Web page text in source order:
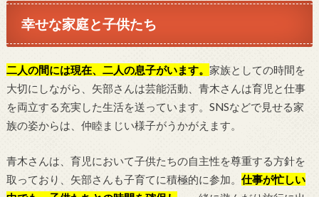
幸せな家庭と子供たち
二人の間には現在、二人の息子がいます。 家族としての時間を
大切にしながら、矢部さんは芸能活動、青木さんは育児と仕事
を両立する充実した生活を送っています。SNSなどで見せる家
族の姿からは、仲睦まじい様子がうかがえます。
青木さんは、育児において子供たちの自主性を尊重する方針を
取っており、矢部さんも子育てに積極的に参加。仕事が忙しい